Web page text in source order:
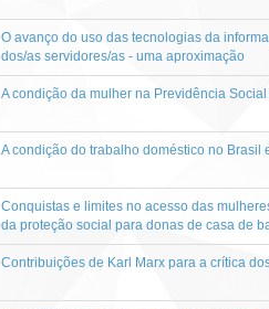
O avanço do uso das tecnologias da
dos/as servidores/as - uma aproximação
A condição da mulher na Previdência
A condição do trabalho doméstico no
Conquistas e limites no acesso das
da proteção social para donas de casa de
Contribuições de Karl Marx para a crítica